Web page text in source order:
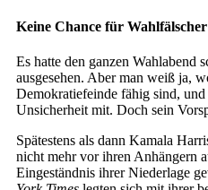
Keine Chance für Wahlfälscher
Es hatte den ganzen Wahlabend
ausgesehen. Aber man weiß ja,
Demokratiefeinde fähig sind,
Unsicherheit mit. Doch sein
Spätestens als dann Kamala
nicht mehr vor ihren Anhängern
Eingeständnis ihrer Niederlage